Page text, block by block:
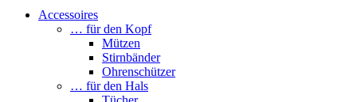
Accessoires
… für den Kopf
Mützen
Stirnbänder
Ohrenschützer
… für den Hals